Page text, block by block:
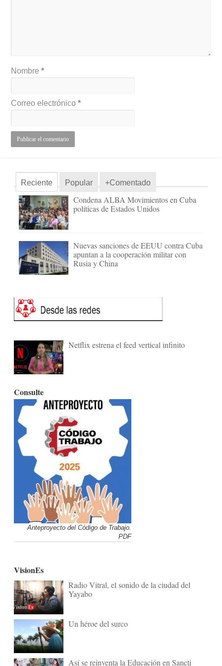
Nombre*
Correo electrónico*
Reciente Popular +Comentado
Condena ALBA Movimientos en Cuba
políticas de Estados Unidos
Nuevas sanciones de EEUU contra Cuba
apuntan a la cooperación militar con
Rusia y China
Netflix estrena el feed vertical infinito
Consulte
Anteproyecto del Código de Trabajo.
PDF
VisionEs
Radio Vitral, el sonido de la ciudad del
Yayabo
Un héroe del surco
Así se reinventa la Educación en Sancti